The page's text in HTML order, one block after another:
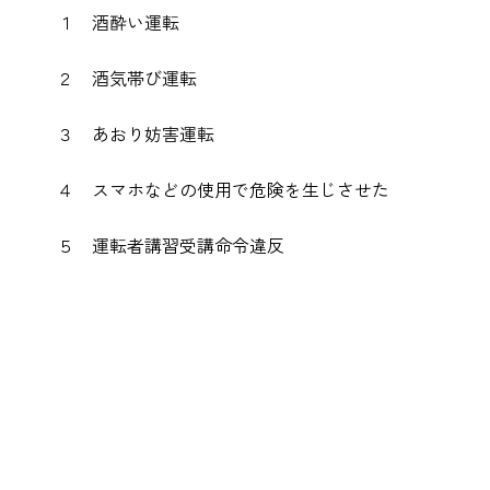
１ 酒酔い運転
２ 酒気帯び運転
３ あおり妨害運転
４ スマホなどの使用で危険を生じさせた
５ 運転者講習受講命令違反